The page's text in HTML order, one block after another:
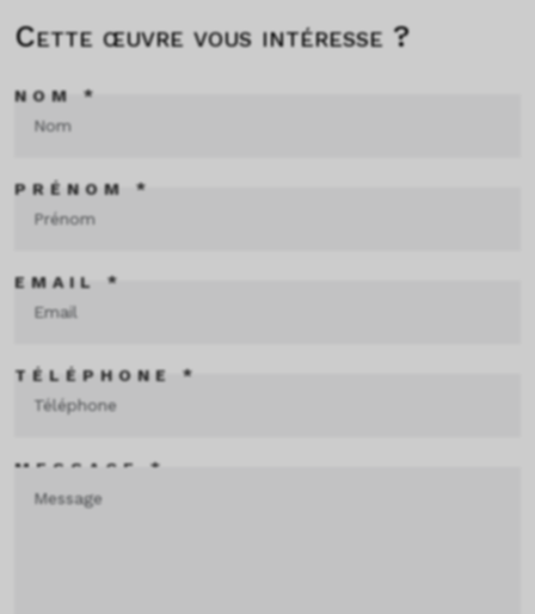
Cette œuvre vous intéresse ?
NOM *
PRÉNOM *
EMAIL *
TÉLÉPHONE *
MESSAGE *